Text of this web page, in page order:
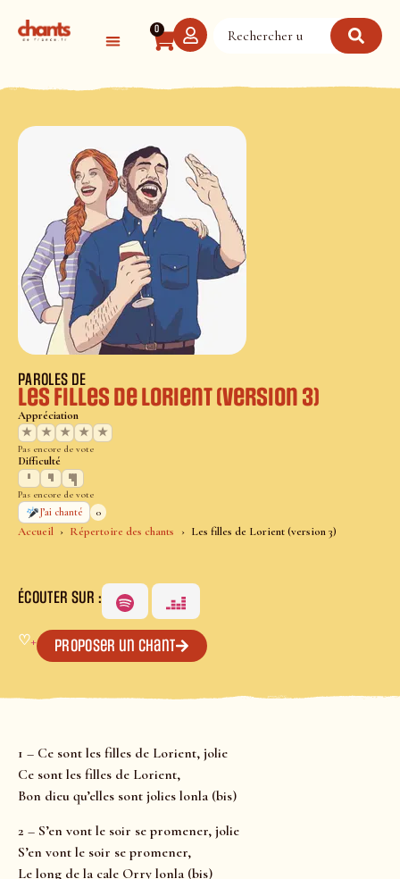
0
Accueil Répertoire des chants Les filles de Lorient (version 3)
PAROLES DE
Les filles de Lorient (version 3)
Appréciation
★
★ ★ ★ ★
Pas encore de vote
Difficulté
Pas encore de vote
J’ai chanté
0
ÉCOUTER SUR :
♡+ Proposer un chant
1 – Ce sont les filles de Lorient, jolie
Ce sont les filles de Lorient,
Bon dieu qu’elles sont jolies lonla (bis)
2 – S’en vont le soir se promener, jolie
S’en vont le soir se promener,
Le long de la cale Orry lonla (bis)